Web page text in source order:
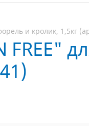
и кролик, 1,5кг